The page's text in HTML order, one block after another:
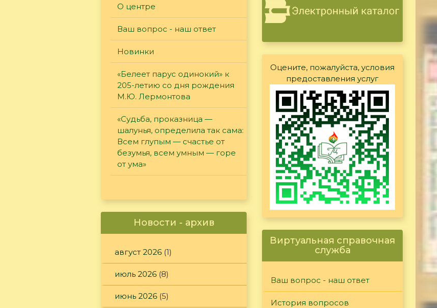
О центре
Ваш вопрос - наш ответ
Новинки
«Белеет парус одинокий» к
205-летию со дня рождения
М.Ю. Лермонтова
«Судьба, проказница —
шалунья, определила так сама:
Всем глупым — счастье от
безумья, всем умным — горе
от ума»
Новости - архив
август 2026 (1)
июль 2026 (8)
июнь 2026 (5)
Оцените, пожалуйста, условия
предоставления услуг
Виртуальная справочная
служба
Ваш вопрос - наш ответ
История вопросов